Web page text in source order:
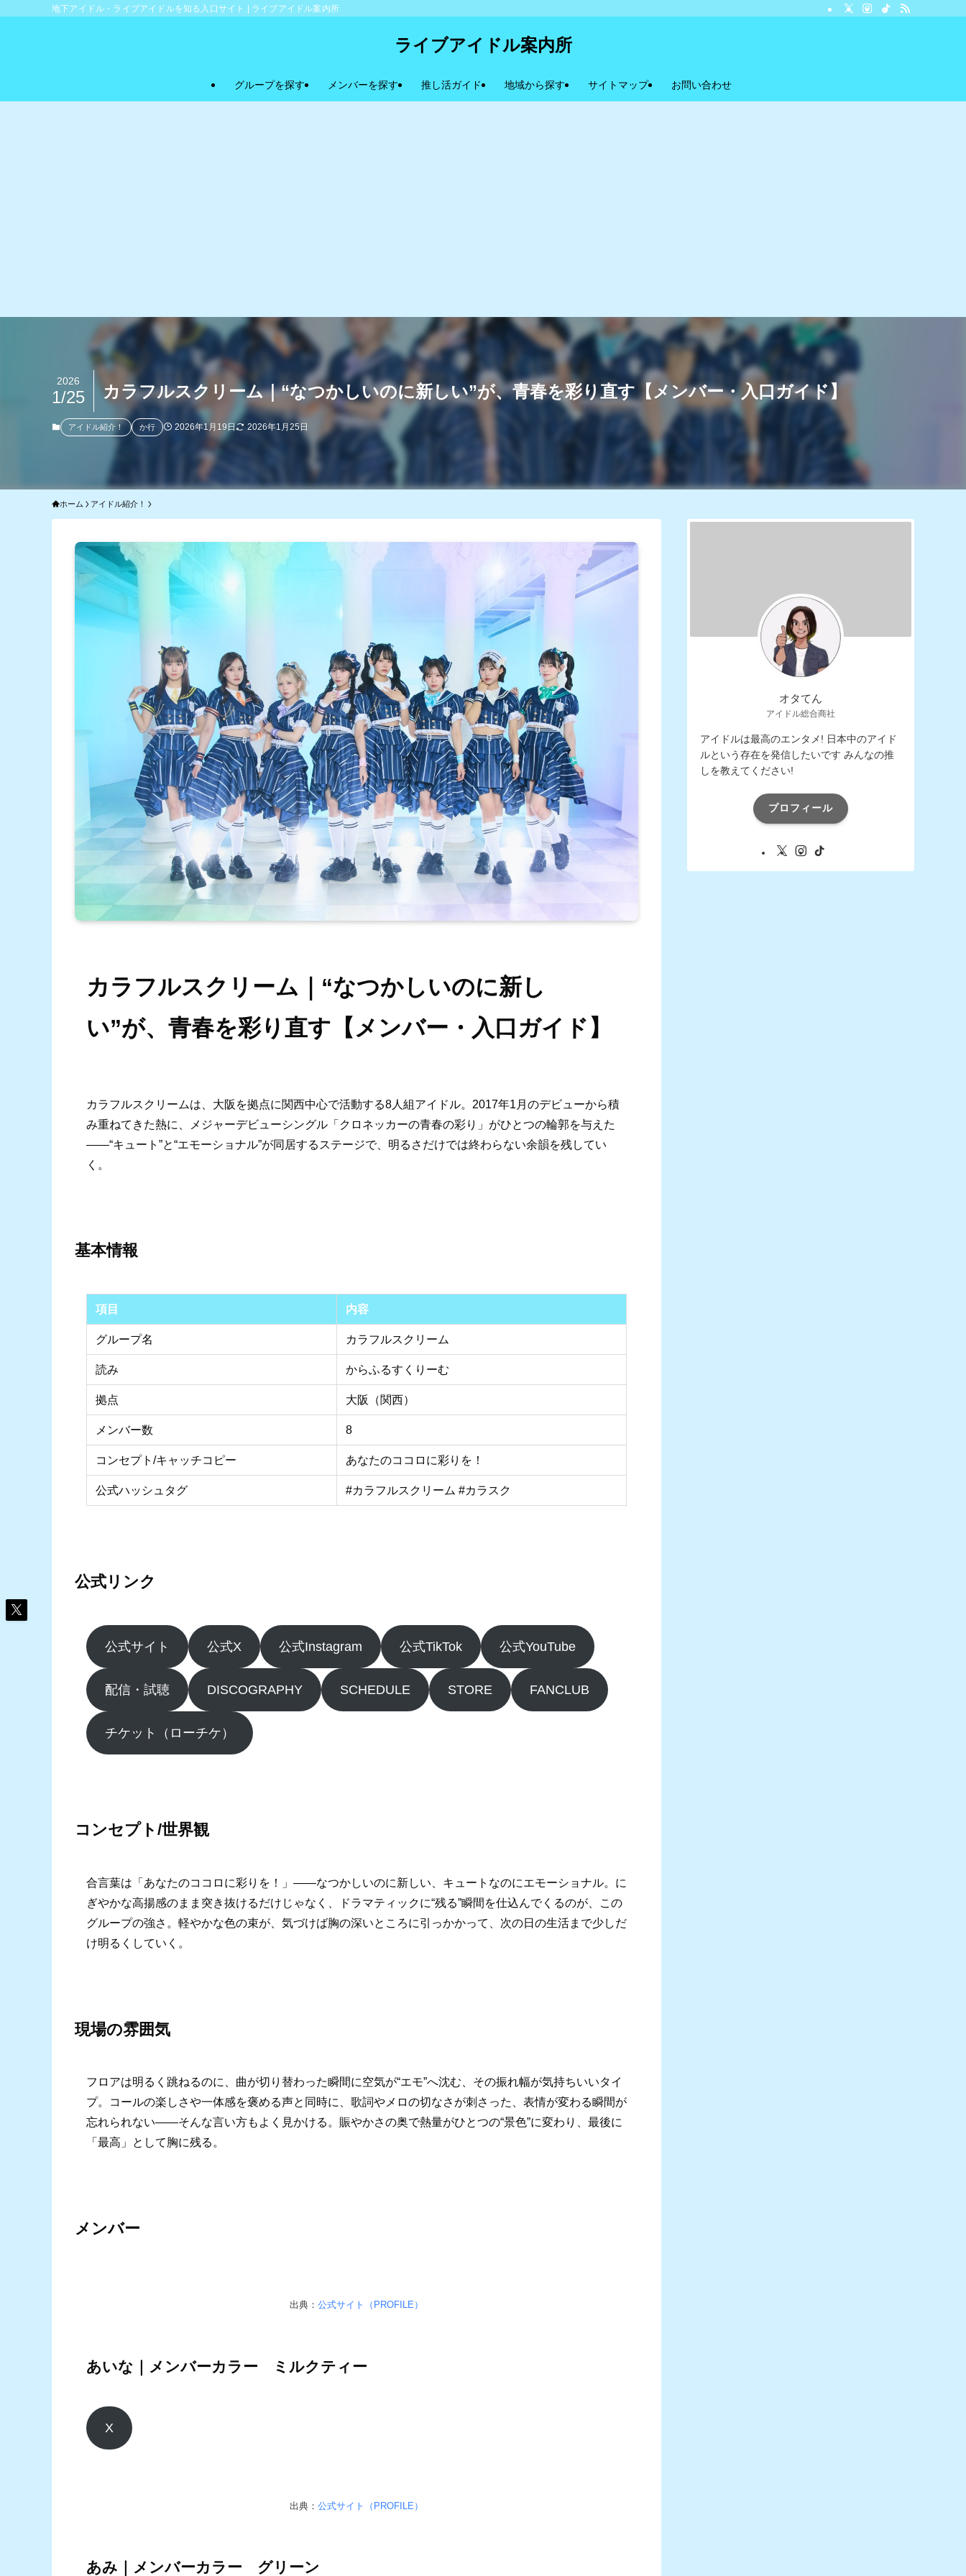
地下アイドル・ライブアイドルを知る入口サイト | ライブアイドル案内所
ライブアイドル案内所
グループを探す メンバーを探す 推し活ガイド 地域から探す サイトマップ お問い合わせ
カラフルスクリーム｜“なつかしいのに新しい”が、青春を彩り直す【メンバー・入口ガイド】
2026
1/25
アイドル紹介！ か行 2026年1月19日 2026年1月25日
ホーム アイドル紹介！
カラフルスクリーム｜“なつかしいのに新し
い”が、青春を彩り直す【メンバー・入口ガイド】
カラフルスクリームは、大阪を拠点に関西中心で活動する8人組アイドル。2017年1月のデビューから積
み重ねてきた熱に、メジャーデビューシングル「クロネッカーの青春の彩り」がひとつの輪郭を与えた
――“キュート”と“エモーショナル”が同居するステージで、明るさだけでは終わらない余韻を残してい
く。
基本情報
項目 内容
グループ名 カラフルスクリーム
読み からふるすくりーむ
拠点 大阪（関西）
メンバー数 8
コンセプト/キャッチコピー あなたのココロに彩りを！
公式ハッシュタグ #カラフルスクリーム #カラスク
公式リンク
公式サイト 公式X 公式Instagram 公式TikTok 公式YouTube
配信・試聴 DISCOGRAPHY SCHEDULE STORE FANCLUB
チケット（ローチケ）
コンセプト/世界観
合言葉は「あなたのココロに彩りを！」――なつかしいのに新しい、キュートなのにエモーショナル。に
ぎやかな高揚感のまま突き抜けるだけじゃなく、ドラマティックに“残る”瞬間を仕込んでくるのが、この
グループの強さ。軽やかな色の束が、気づけば胸の深いところに引っかかって、次の日の生活まで少しだ
け明るくしていく。
現場の雰囲気
フロアは明るく跳ねるのに、曲が切り替わった瞬間に空気が“エモ”へ沈む、その振れ幅が気持ちいいタイ
プ。コールの楽しさや一体感を褒める声と同時に、歌詞やメロの切なさが刺さった、表情が変わる瞬間が
忘れられない――そんな言い方もよく見かける。賑やかさの奥で熱量がひとつの“景色”に変わり、最後に
「最高」として胸に残る。
メンバー
出典： 公式サイト（PROFILE）
あいな｜メンバーカラー ミルクティー
X
出典： 公式サイト（PROFILE）
あみ｜メンバーカラー グリーン
オタてん
アイドル総合商社
アイドルは最高のエンタメ! 日本中のアイド
ルという存在を発信したいです みんなの推
しを教えてください!
プロフィール